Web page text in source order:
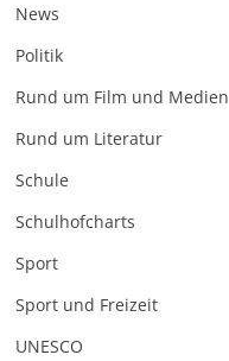
News
Politik
Rund um Film und Medien
Rund um Literatur
Schule
Schulhofcharts
Sport
Sport und Freizeit
UNESCO